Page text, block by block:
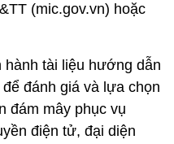
(mic.gov.vn) hoặc
hành tài liệu hướng dẫn
đánh giá và lựa chọn
đám mây phục vụ
điện tử, đại diện